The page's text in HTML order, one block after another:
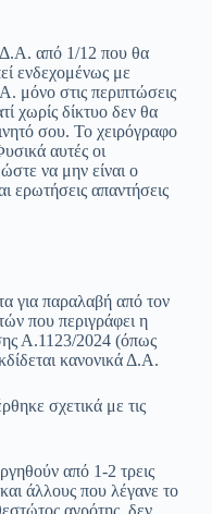
Δ.Α. από 1/12 που θα
ενδεχομένως με
μόνο στις περιπτώσεις
χωρίς δίκτυο δεν θα
σου. Το χειρόγραφο
αυτές οι
να μην είναι ο
ερωτήσεις απαντήσεις
για παραλαβή από τον
που περιγράφει η
Α.1123/2024 (όπως
κανονικά Δ.Α.
σχετικά με τις
από 1-2 τρεις
άλλους που λέγανε το